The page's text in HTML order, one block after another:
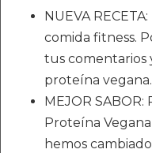
NUEVA
comida fitness.
tus comentarios
proteína vegana.
MEJOR
Proteína
hemos